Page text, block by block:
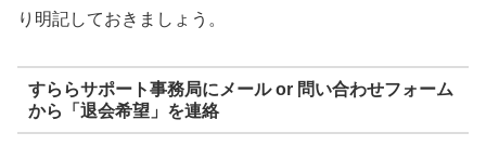
り明記しておきましょう。
すららサポート事務局にメール or 問い合わせフォーム
から「退会希望」を連絡